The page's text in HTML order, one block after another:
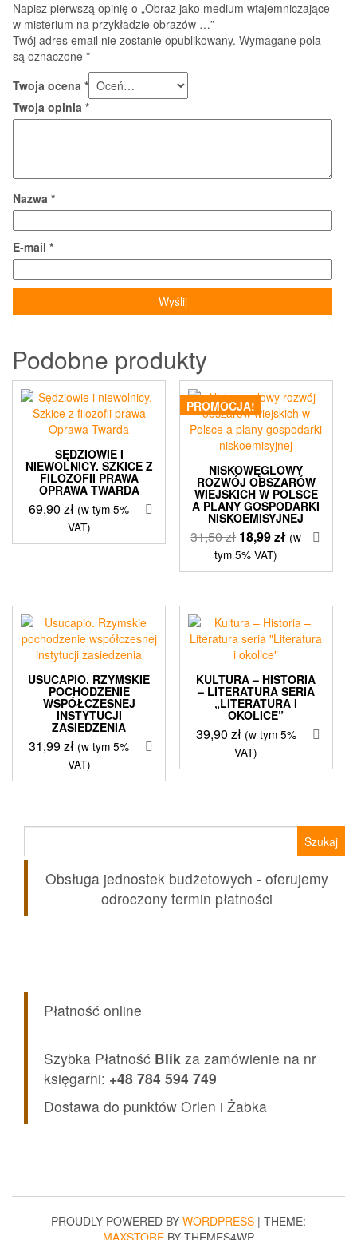
Napisz pierwszą opinię o „Obraz jako medium wtajemniczające
w misterium na przykładzie obrazów …”
Twój adres email nie zostanie opublikowany. Wymagane pola
są oznaczone *
Twoja ocena *
Twoja opinia *
Nazwa *
E-mail *
Podobne produkty
SĘDZIOWIE I
NIEWOLNICY. SZKICE Z
FILOZOFII PRAWA
OPRAWA TWARDA
69,90zł (w tym 5%
VAT)
PROMOCJA!
NISKOWĘGLOWY
ROZWÓJ OBSZARÓW
WIEJSKICH W POLSCE
A PLANY GOSPODARKI
NISKOEMISYJNEJ
31,50zł Pierwotna
cena
wynosiła:
18,99złAktualna
wynosi:
(w
tym 5% VAT)
USUCAPIO. RZYMSKIE
POCHODZENIE
WSPÓŁCZESNEJ
INSTYTUCJI
ZASIEDZENIA
31,99zł (w tym 5%
VAT)
KULTURA – HISTORIA
– LITERATURA SERIA
„LITERATURA I
OKOLICE”
39,90 zł (w tym 5%
VAT)
Obsługa jednostek budżetowych - oferujemy
odroczony termin płatności
Płatność online
Szybka Płatność Blik za zamówienie na nr
księgarni: +48 784 594 749
Dostawa do punktów Orlen i Żabka
PROUDLY POWERED BY WORDPRESS | THEME:
MAXSTORE BY THEMES4WP